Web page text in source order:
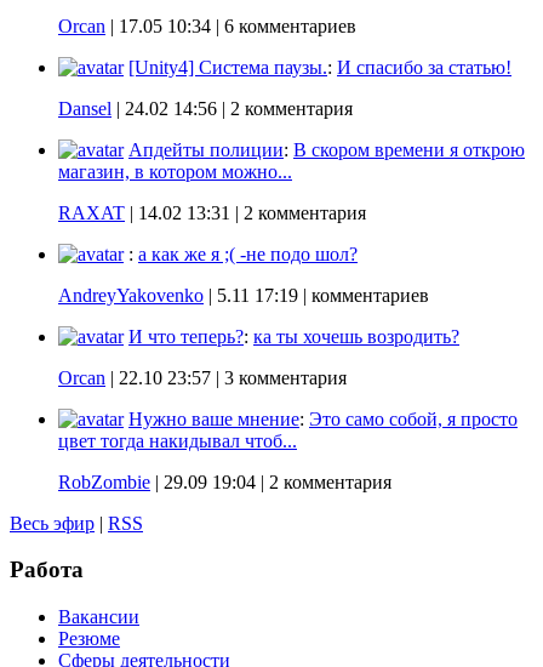
Orcan | 17.05 10:34 | 6 комментариев
[Unity4] Система паузы.: И спасибо за статью!
Dansel | 24.02 14:56 | 2 комментария
Апдейты полиции: В скором времени я открою
магазин, в котором можно...
RAXAT | 14.02 13:31 | 2 комментария
: а как же я ;( -не подо шол?
AndreyYakovenko | 5.11 17:19 | комментариев
И что теперь?: ка ты хочешь возродить?
Orcan | 22.10 23:57 | 3 комментария
Нужно ваше мнение: Это само собой, я просто
цвет тогда накидывал чтоб...
RobZombie | 29.09 19:04 | 2 комментария
Весь эфир | RSS
Работа
Вакансии
Резюме
Сферы деятельности